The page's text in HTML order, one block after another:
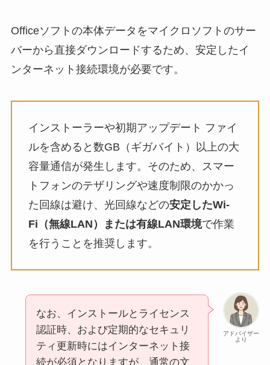
Officeソフトの本体データをマイクロソフトのサー
バーから直接ダウンロードするため、安定したイ
ンターネット接続環境が必要です。
インストーラーや初期アップデート ファイ
ルを含めると数GB（ギガバイト）以上の大
容量通信が発生します。そのため、スマー
トフォンのテザリングや速度制限のかかっ
た回線は避け、光回線などの安定したWi-
Fi（無線LAN）または有線LAN環境で作業
を行うことを推奨します。
アドバイザー
より
なお、インストールとライセンス
認証時、および定期的なセキュリ
ティ更新時にはインターネット接
続が必須となりますが、通常の文